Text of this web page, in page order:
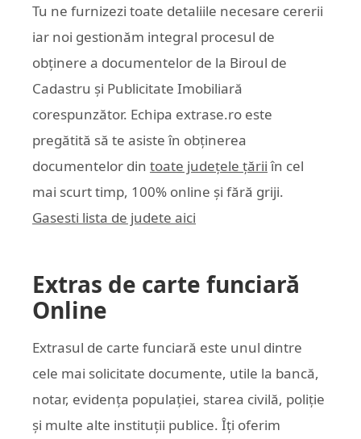
Tu ne furnizezi toate detaliile necesare cererii
iar noi gestionăm integral procesul de
obținere a documentelor de la Biroul de
Cadastru și Publicitate Imobiliară
corespunzător. Echipa extrase.ro este
pregătită să te asiste în obținerea
documentelor din toate județele țării în cel
mai scurt timp, 100% online și fără griji.
Gasesti lista de judete aici
Extras de carte funciară
Online
Extrasul de carte funciară este unul dintre
cele mai solicitate documente, utile la bancă,
notar, evidența populației, starea civilă, poliție
și multe alte instituții publice. Îți oferim